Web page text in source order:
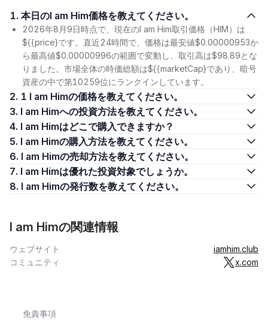
1. 本日のI am Him価格を教えてください。
2026年8月9日時点で、現在のI am Him取引価格（HIM）は
${{price}です。直近24時間で、価格は最安値$0.00000953か
ら最高値$0.00000996の範囲で変動し、取引高は$98.89とな
りました。市場全体の時価総額は${{marketCap}であり、暗号
資産の中で第10259位にランクインしています。
2. 1 I am Himの価格を教えてください。
3. I am Himへの投資方法を教えてください。
4. I am Himはどこで購入できますか？
5. I am Himの購入方法を教えてください。
6. I am Himの売却方法を教えてください。
7. I am Himは優れた投資対象でしょうか。
8. I am Himの発行数を教えてください。
I am Himの関連情報
ウェブサイト
iamhim.club
コミュニティ
x.com
免責事項